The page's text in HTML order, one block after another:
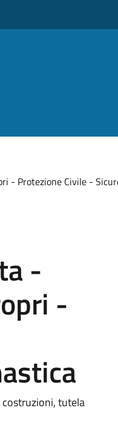
- Protezione Civile -
-
-
tutela